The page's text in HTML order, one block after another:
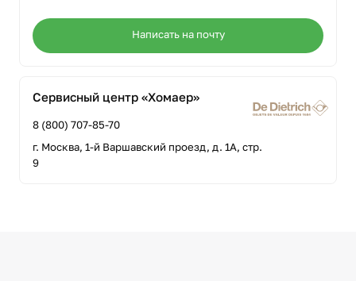
Написать на почту
Сервисный центр «Хомаер»
8 (800) 707-85-70
г. Москва, 1-й Варшавский проезд, д. 1А, стр.
9